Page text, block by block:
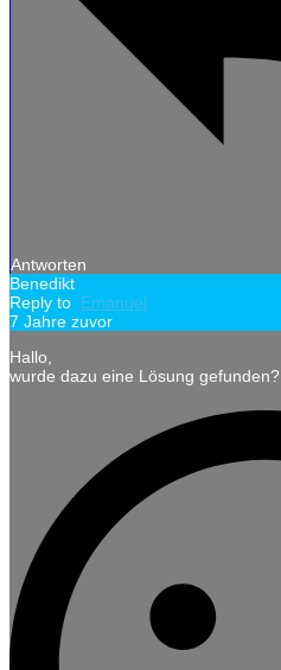
Antworten
Benedikt
Reply to Emanuel
7 Jahre zuvor
Hallo,
wurde dazu eine Lösung gefunden?